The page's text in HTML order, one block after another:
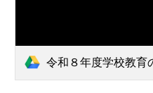
令和８年度学校教育